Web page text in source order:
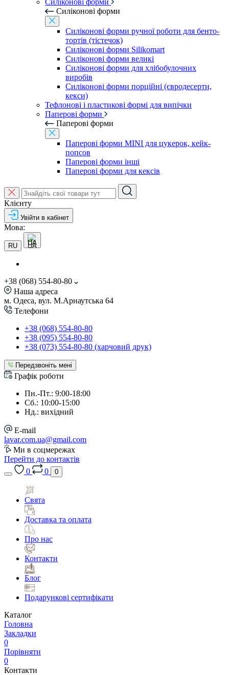
Силіконові форми
Силіконові форми
Силіконові форми ручної роботи для бенто-
тортів (тістечок)
Силіконові форми Silikomart
Силіконові форми великі
Силіконові форми для хлібобулочних
виробів
Силіконові форми порційні (євродесерти,
кекси)
Тефлонові і пластикові формі для випічки
Паперові форми
Паперові форми
Паперові форми MINI для цукерок, кейк-
попсов
Паперові форми інші
Паперові форми для кексів
Клієнту
Увійти в кабінет
Мова:
RU UA
+38 (068) 554-80-80
Наша адреса
м. Одеса, вул. М.Арнаутська 64
Телефони
+38 (068) 554-80-80
+38 (095) 554-80-80
+38 (073) 554-80-80 (харчовий друк)
Передзвоніть мені
Графік роботи
Пн.-Пт.: 9:00-18:00
Сб.: 10:00-15:00
Нд.: вихідний
E-mail
lavar.com.ua@gmail.com
Ми в соцмережах
Перейти до контактів
0
0 0
Свята
Доставка та оплата
Про нас
Контакти
Блог
Подарункові сертифікати
Каталог
Головна
Закладки
0
Порівняти
0
Контакти